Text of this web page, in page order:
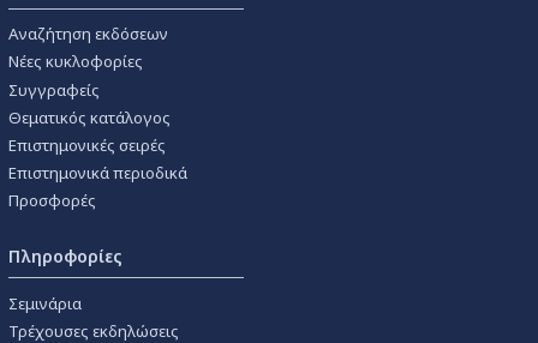
Αναζήτηση εκδόσεων
Νέες κυκλοφορίες
Συγγραφείς
Θεματικός κατάλογος
Επιστημονικές σειρές
Επιστημονικά περιοδικά
Προσφορές
Πληροφορίες
Σεμινάρια
Τρέχουσες εκδηλώσεις